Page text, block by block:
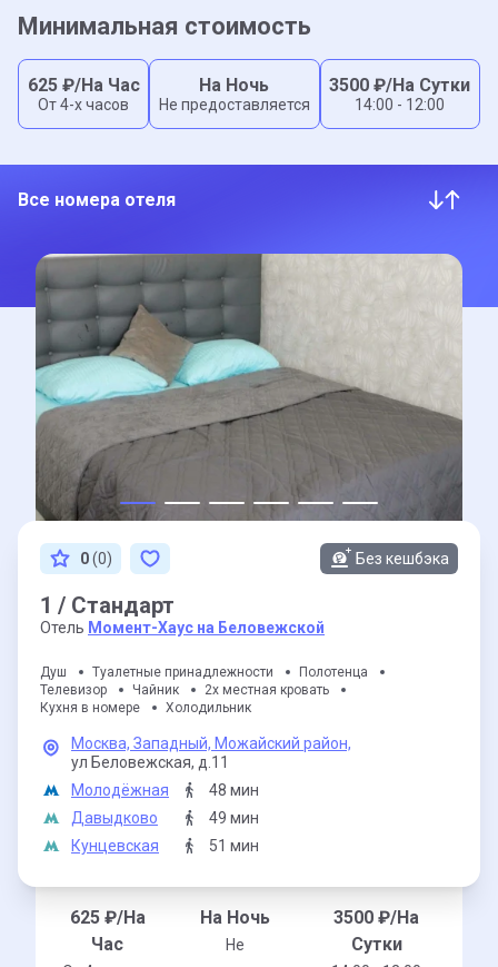
Минимальная стоимость
625₽/На Час
От 4-x часов
На Ночь
Не предоставляется
3500 ₽/На Сутки
14:00 - 12:00
Все номера отеля
0(0) Без кешбэка
1 / Стандарт
Отель Момент-Хаус на Беловежской
Душ Туалетные принадлежности
Полотенца
Телевизор
Чайник
2х местная кровать
Кухня в номере
Холодильник
Москва, Западный, Можайский район,
ул Беловежская, д.11
Молодёжная
48 мин
Давыдково
49 мин
Кунцевская
51 мин
625₽/На
Час
На Ночь
Не
3500 ₽/На
Сутки